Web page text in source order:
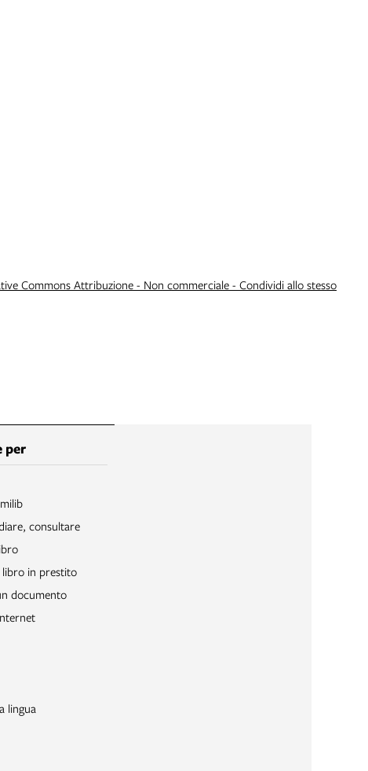
Commons Attribuzione - Non commerciale - Condividi allo stesso
per
consultare
libro in prestito
documento
lingua